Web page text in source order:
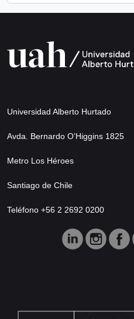
Universidad Alberto Hurtado
Avda. Bernardo O’Higgins 1825
Metro Los Héroes
Santiago de Chile
Teléfono +56 2 2692 0200